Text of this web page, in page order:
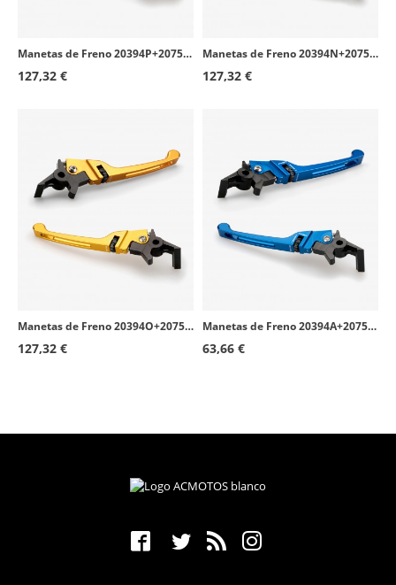
Manetas de Freno 20394P+20751P Puig Plateadas para Honda Forza 125, Scoopy SH 125/150/300i
127,32 €
Manetas de Freno 20394N+20751N Puig Negras para Honda Forza 125, Scoopy SH 125/150/300i
127,32 €
Manetas de Freno 20394O+20751O Puig Doradas para Honda Forza 125, Scoopy SH 125/150/300i
127,32 €
Manetas de Freno 20394A+20751A Puig Azules para Honda Forza 125, Scoopy SH 125/150/300i
63,66 €